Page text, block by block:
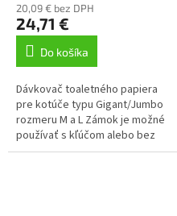
20,09 € bez DPH
24,71 €
Do košíka
Dávkovač toaletného papiera
pre kotúče typu Gigant/Jumbo
rozmeru M a L Zámok je možné
používať s kľúčom alebo bez
Ekonomické využitie celého